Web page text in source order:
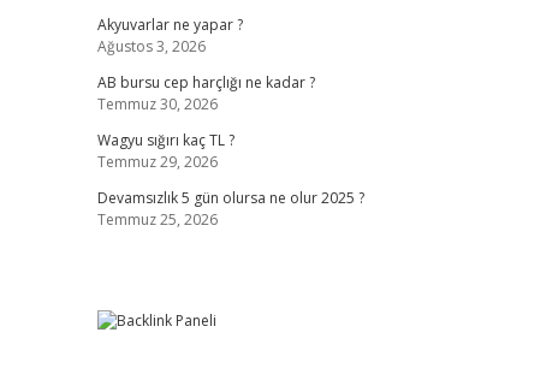
Akyuvarlar ne yapar ?
Ağustos 3, 2026
AB bursu cep harçlığı ne kadar ?
Temmuz 30, 2026
Wagyu sığırı kaç TL ?
Temmuz 29, 2026
Devamsızlık 5 gün olursa ne olur 2025 ?
Temmuz 25, 2026